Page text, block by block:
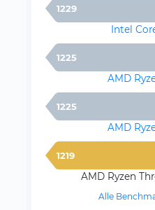
1229
Intel
1225
AMD
1225
AMD
1219
AMD Ryzen
Alle